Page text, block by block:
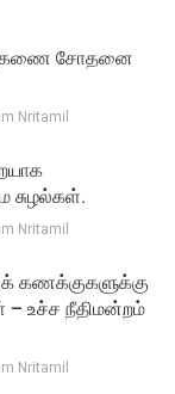
சோதனை
Nritamil
சுழல்கள்.
Nritamil
கணக்குகளுக்கு
– உச்ச நீதிமன்றம்
Nritamil